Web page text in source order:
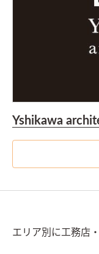
Yshikawa
エリア別に工務店